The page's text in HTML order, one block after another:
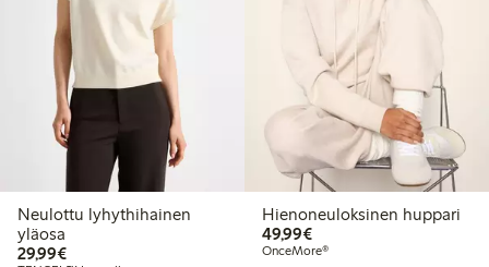
Neulottu lyhythihainen
yläosa
29,99€29,99 €
Hienoneuloksinen huppari
49,99€49,99 €
OnceMore®